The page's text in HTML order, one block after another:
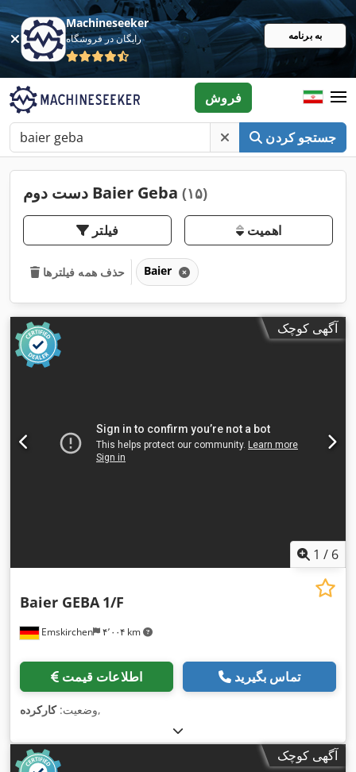
Machineseeker
رایگان در فروشگاه به برنامه
جستجو کردن
فروش
دست دوم Baier Geba (۱۵)
فیلتر اهمیت
حذف همه فیلترها Baier
آگهی کوچک
1 / 6
Emskirchen ۴٬۰۰۴ km
Baier GEBA 1/F
اطلاعات قیمت تماس بگیرید
وضعیت:کارکرده ,
آگهی کوچک